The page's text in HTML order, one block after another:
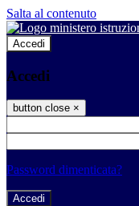
Salta al contenuto
Accedi
Accedi
button close ×
Password dimenticata?